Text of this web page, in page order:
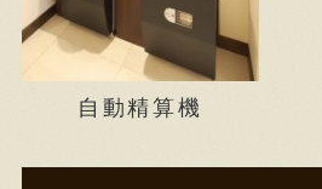
自動精算機